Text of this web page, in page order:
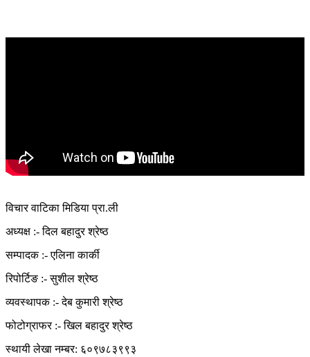
विचार वाटिका मिडिया प्रा.ली
अध्यक्ष :- दिल बहादुर श्रेष्ठ
सम्पादक :- एलिना कार्की
रिपोर्टिङ :- सुशील श्रेष्ठ
व्यवस्थापक :- देब कुमारी श्रेष्ठ
फोटोग्राफर :- खिल बहादुर श्रेष्ठ
स्थायी लेखा नम्बर: ६०९७८३९९३